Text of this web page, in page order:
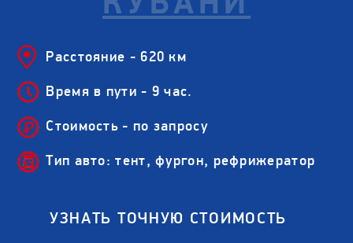
Расстояние - 620 км
Время в пути - 9 час.
Стоимость - по запросу
Тип авто: тент, фургон, рефрижератор
УЗНАТЬ ТОЧНУЮ СТОИМОСТЬ